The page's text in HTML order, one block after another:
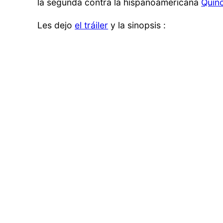
la segunda contra la hispanoamericana
Les dejo el tráiler y la sinopsis :